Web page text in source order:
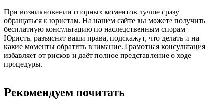
При возникновении спорных моментов лучше сразу
обращаться к юристам. На нашем сайте вы можете получить
бесплатную консультацию по наследственным спорам.
Юристы разъяснят ваши права, подскажут, что делать и на
какие моменты обратить внимание. Грамотная консультация
избавляет от рисков и даёт полное представление о ходе
процедуры.
Рекомендуем почитать